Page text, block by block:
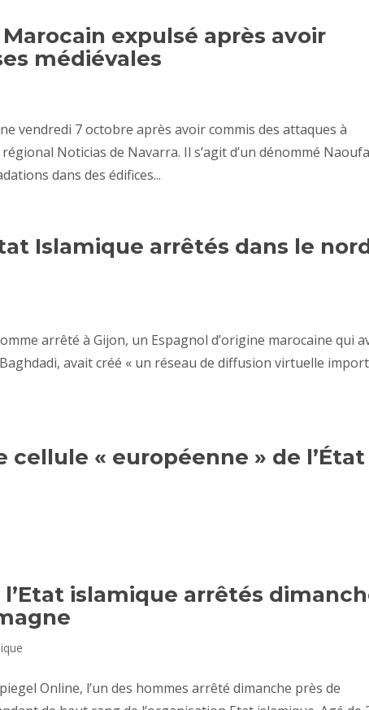
expulsé après avoir
médiévales
vendredi 7 octobre après avoir commis des attaques à
Noticias de Navarra. Il s’agit d’un dénommé
dans des édifices...
Islamique arrêtés dans le
arrêté à Gijon, un Espagnol d’origine marocaine qui
avait créé « un réseau de diffusion virtuelle
cellule « européenne » de l’État
islamique arrêtés
Online, l’un des hommes arrêté dimanche près de